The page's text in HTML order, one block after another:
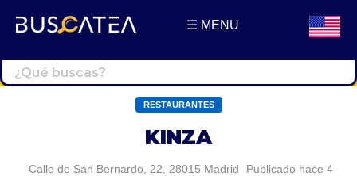
☰ MENU
RESTAURANTES
KINZA
Calle de San Bernardo, 22, 28015 Madrid
Publicado hace 4